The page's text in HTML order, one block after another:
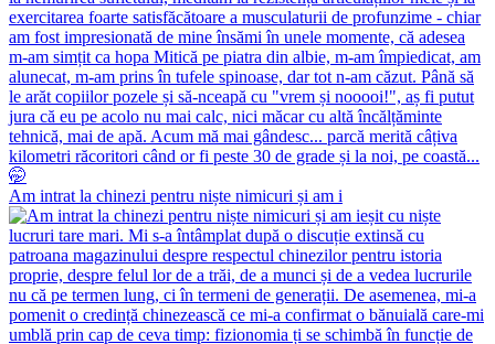
Am intrat la chinezi pentru niște nimicuri și am i